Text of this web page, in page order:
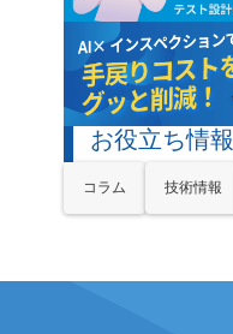
お役立ち情報
コラム 技術情報